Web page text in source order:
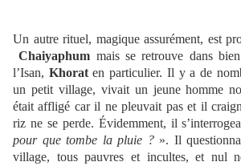
Un autre rituel, magique assurément, est
Chaiyaphum mais se retrouve dans
l’Isan, Khoraten particulier. Il y a de
un petit village, vivait un jeune homme
était affligé car il ne pleuvait pas et il
riz ne se perde. Évidemment, il
pour que tombe la pluie ?». Il
village, tous pauvres et incultes, et nul